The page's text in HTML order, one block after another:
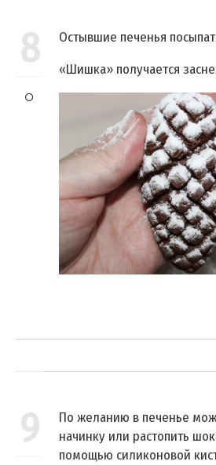
8
Остывшие печенья
«Шишка» получается
9
По желанию в печенье
начинку или растопить
помощью силиконовой